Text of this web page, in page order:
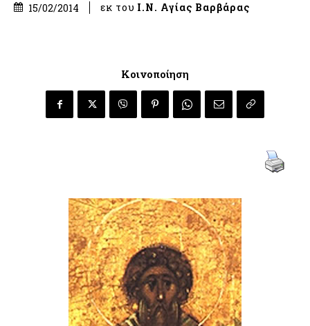
15/02/2014 εκ του Ι.Ν. Αγίας Βαρβάρας
Κοινοποίηση